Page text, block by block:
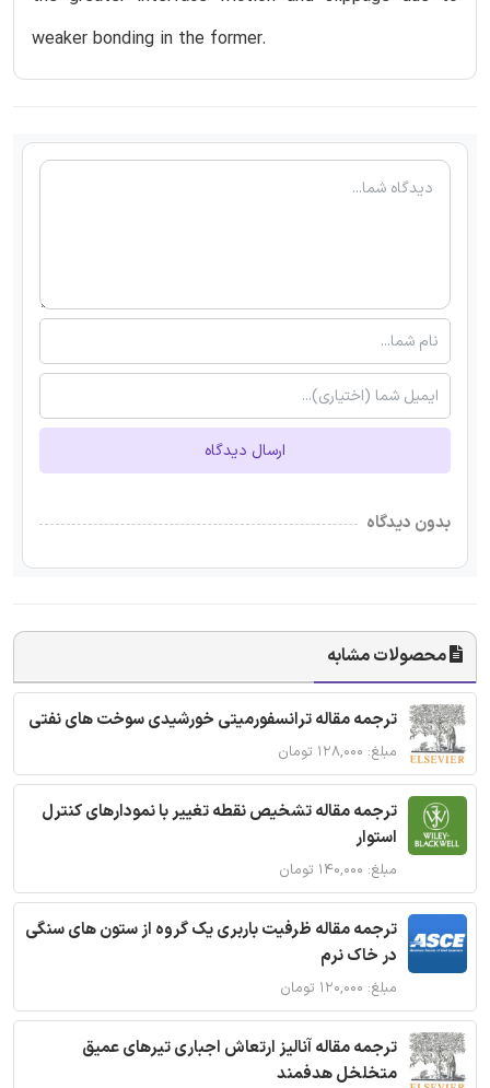
weaker bonding in the former.
ارسال دیدگاه
بدون دیدگاه
محصولات مشابه
ترجمه مقاله ترانسفورمیتی خورشیدی سوخت های نفتی
مبلغ: ۱۲۸,۰۰۰ تومان
ترجمه مقاله تشخیص نقطه تغییر با نمودارهای کنترل
استوار
مبلغ: ۱۴۰,۰۰۰ تومان
ترجمه مقاله ظرفیت باربری یک گروه از ستون های سنگی
در خاک نرم
مبلغ: ۱۲۰,۰۰۰ تومان
ترجمه مقاله آنالیز ارتعاش اجباری تیرهای عمیق
متخلخل هدفمند